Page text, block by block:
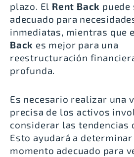
plazo. El Rent Back puede
adecuado para
inmediatas, mientras que
Back es mejor para una
reestructuración
profunda.
Es necesario realizar una
precisa de los activos
considerar las tendencias
Esto ayudará a determinar
momento adecuado para